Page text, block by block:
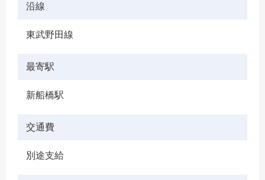
沿線
東武野田線
最寄駅
新船橋駅
交通費
別途支給